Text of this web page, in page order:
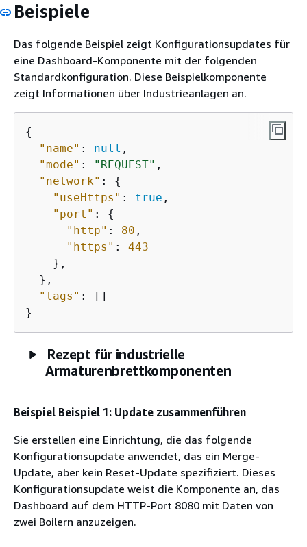
Beispiele
Das folgende Beispiel zeigt Konfigurationsupdates für
eine Dashboard-Komponente mit der folgenden
Standardkonfiguration. Diese Beispielkomponente
zeigt Informationen über Industrieanlagen an.
{
"name" : null ,
"mode" : "REQUEST" ,
"network" : {
"useHttps" : true ,
"port" : {
"http" : 80 ,
"https" : 443
    },
  },
"tags" : []
}
Rezept für industrielle
Armaturenbrettkomponenten
Beispiel Beispiel 1: Update zusammenführen
Sie erstellen eine Einrichtung, die das folgende
Konfigurationsupdate anwendet, das ein Merge-
Update, aber kein Reset-Update spezifiziert. Dieses
Konfigurationsupdate weist die Komponente an, das
Dashboard auf dem HTTP-Port 8080 mit Daten von
zwei Boilern anzuzeigen.